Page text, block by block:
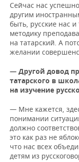
Сейчас нас
другим
быть, русские нас
методику
на татарский. А
желании
— Другой довод
татарского в
на изучение
— Мне кажется,
понимании
должно
это как раз не
что нас всех
детям из